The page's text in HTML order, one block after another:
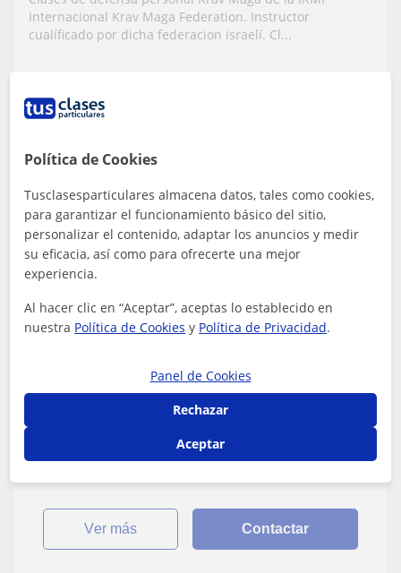
Internacional Krav Maga Federation. Instructor
cualíficado por dicha federacion israelí. Cl...
ver más
20€/h 1ª clase gratis
Carlos
Sabadell, Badia Del Vallès, B...
Bateria
Clases de batería nivel iniciación e
intermedio, todas las edades
Se imparten clases de batería de nivel iniciación e
intermedio. Baterista con más de 15 años de experiencia
en estudios y escenarios, y co...
ver más Contactar
Política de Cookies
Tusclasesparticulares almacena datos, tales como cookies,
para garantizar el funcionamiento básico del sitio,
personalizar el contenido, adaptar los anuncios y medir
su eficacia, así como para ofrecerte una mejor
experiencia.
Al hacer clic en “Aceptar”, aceptas lo establecido en
nuestra Política de Cookies y Política de Privacidad.
Panel de Cookies
Rechazar
Aceptar